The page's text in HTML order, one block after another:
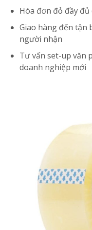
Hóa đơn đỏ đầy đủ
Giao hàng đến tận
người nhận
Tư vấn set-up văn
doanh nghiệp mới